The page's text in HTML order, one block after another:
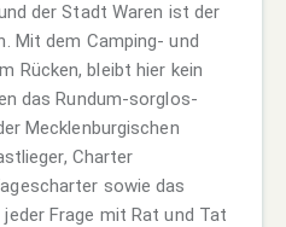
der Stadt Waren ist der
Mit dem Camping- und
Rücken, bleibt hier kein
das Rundum-sorglos-
Mecklenburgischen
Charter
sowie das
Frage mit Rat und Tat